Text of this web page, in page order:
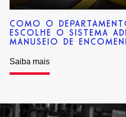
COMO O
ESCOLHE O SISTEMA
MANUSEIO DE
Saiba mais